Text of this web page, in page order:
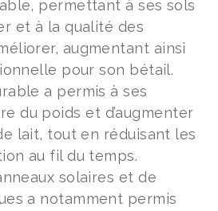
permettant à ses sols
et à la qualité des
augmentant ainsi
pour son bétail.
a permis à ses
du poids et d’augmenter
lait, tout en réduisant les
au fil du temps.
solaires et de
a notamment permis